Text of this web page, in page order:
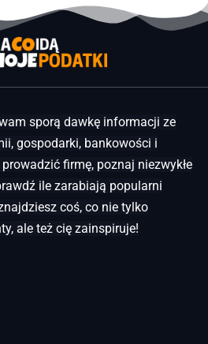
sporą dawkę informacji ze
gospodarki, bankowości i
firmę, poznaj niezwykłe
ile zarabiają popularni
coś, co nie tylko
ale też cię zainspiruje!